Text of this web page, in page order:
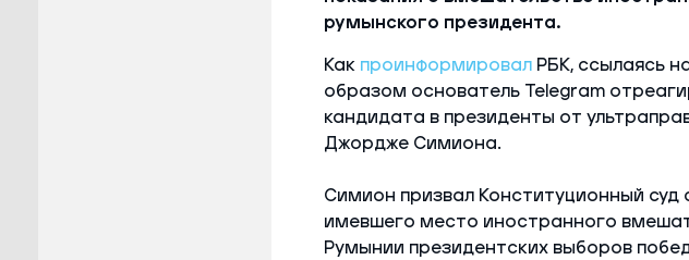
румынского президента.
Как проинформировалРБК, ссылаясь
образом основатель Telegram
кандидата в президенты от
Джордже Симиона.
Симион призвал Конституционный
имевшего место иностранного
Румынии президентских выборов